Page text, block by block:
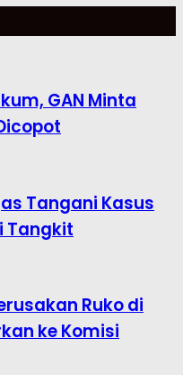
GAN Minta
Tangani Kasus
Tangkit
Ruko di
ke Komisi